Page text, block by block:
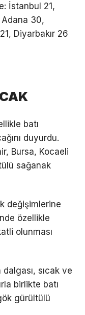
İstanbul 21,
Adana 30,
Diyarbakır 26
batı
duyurdu.
Bursa, Kocaeli
sağanak
değişimlerine
özellikle
olunması
sıcak ve
birlikte batı
gürültülü